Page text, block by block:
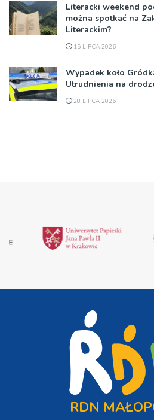
Literacki weekend
można spotkać na
Literackim?
15 LIPCA 2026
Wypadek koło
Utrudnienia na
28 LIPCA 2026
RDN